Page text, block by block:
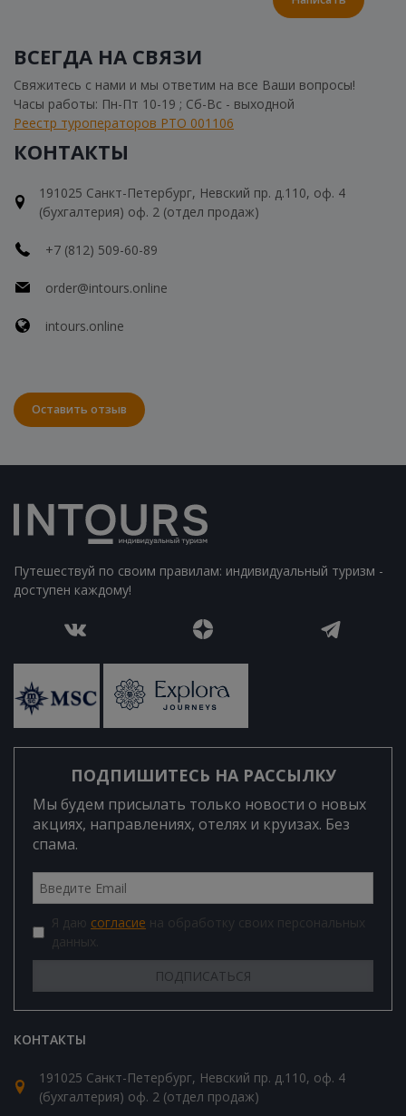
ВСЕГДА НА СВЯЗИ
Свяжитесь с нами и мы ответим на все Ваши вопросы!
Часы работы: Пн-Пт 10-19 ; Сб-Вс - выходной
Реестр туроператоров РТО 001106
КОНТАКТЫ
191025 Санкт-Петербург, Невский пр. д.110, оф. 4
(бухгалтерия) оф. 2 (отдел продаж)
+7 (812) 509-60-89
order@intours.online
intours.online
Оставить отзыв
Путешествуй по своим правилам: индивидуальный туризм -
доступен каждому!
ПОДПИШИТЕСЬ НА РАССЫЛКУ
Мы будем присылать только новости о новых
акциях, направлениях, отелях и круизах. Без
спама.
Я даю согласие на обработку своих персональных
данных.
КОНТАКТЫ
191025 Санкт-Петербург, Невский пр. д.110, оф. 4
(бухгалтерия) оф. 2 (отдел продаж)